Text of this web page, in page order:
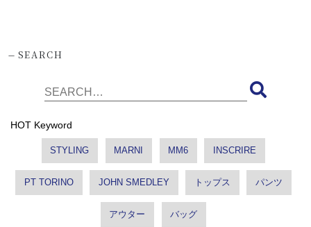
-SEARCH
HOT Keyword
STYLING MARNI MM6 INSCRIRE
PT TORINO JOHN SMEDLEY トップス パンツ
アウター バッグ